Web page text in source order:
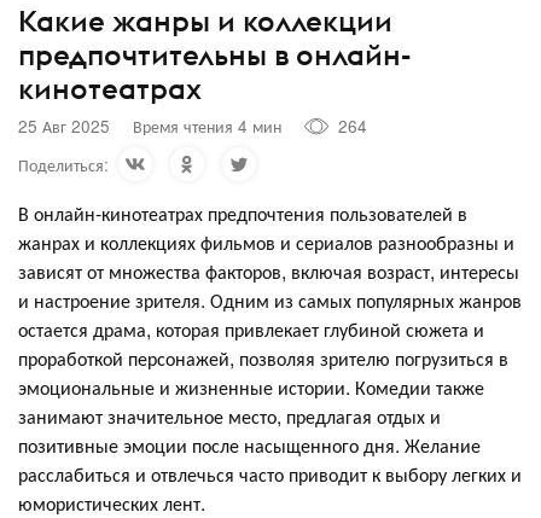
Какие жанры и коллекции
предпочтительны в онлайн-
кинотеатрах
25 Авг 2025 Время чтения 4 мин
264
Поделиться:
В онлайн-кинотеатрах предпочтения пользователей в
жанрах и коллекциях фильмов и сериалов разнообразны и
зависят от множества факторов, включая возраст, интересы
и настроение зрителя. Одним из самых популярных жанров
остается драма, которая привлекает глубиной сюжета и
проработкой персонажей, позволяя зрителю погрузиться в
эмоциональные и жизненные истории. Комедии также
занимают значительное место, предлагая отдых и
позитивные эмоции после насыщенного дня. Желание
расслабиться и отвлечься часто приводит к выбору легких и
юмористических лент.